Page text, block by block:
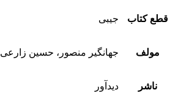
قطع کتاب جیبی
مولف جهانگیر منصور، حسین زارعی
ناشر دیدآور